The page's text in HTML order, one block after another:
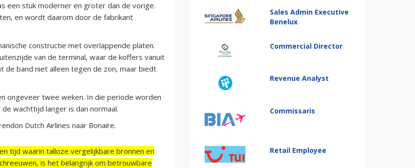
een stuk moderner en groter dan de vorige.
en wordt daarom door de fabrikant
constructie met overlappende platen.
van de terminal, waar de koffers vanuit
band niet alleen tegen de zon, maar biedt
ongeveer twee weken. In die periode worden
wachttijd langer is dan normaal.
Dutch Airlines naar Bonaire.
tijd waarin talloze vergelijkbare bronnen en
is het belangrijk om betrouwbare
Sales Admin Executive
Benelux
Commercial Director
Revenue Analyst
Commissaris
Retail Employee